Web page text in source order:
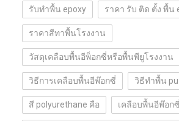
รับทำพื้น epoxy ราคา รับ ติด ตั้ง พื้น
ราคาสีทาพื้นโรงงาน
วัสดุเคลือบพื้นอีพ็อกซี่หรือพื้นพียูโรงงาน
วิธีการเคลือบพื้นอีพ๊อกซี่ วิธีทำพื้น pu
สี polyurethane คือ เคลือบพื้นอีพ๊อกซี่